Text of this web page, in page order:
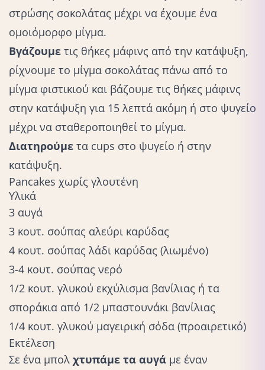
στρώσης σοκολάτας μέχρι να έχουμε ένα
ομοιόμορφο μίγμα.
Βγάζουμε τις θήκες μάφινς από την κατάψυξη,
ρίχνουμε το μίγμα σοκολάτας πάνω από το
μίγμα φιστικιού και βάζουμε τις θήκες μάφινς
στην κατάψυξη για 15 λεπτά ακόμη ή στο ψυγείο
μέχρι να σταθεροποιηθεί το μίγμα.
Διατηρούμε τα cups στο ψυγείο ή στην
κατάψυξη.
Pancakes χωρίς γλουτένη
Υλικά
3 αυγά
3 κουτ. σούπας αλεύρι καρύδας
4 κουτ. σούπας λάδι καρύδας (λιωμένο)
3-4 κουτ. σούπας νερό
1/2 κουτ. γλυκού εκχύλισμα βανίλιας ή τα
σποράκια από 1/2 μπαστουνάκι βανίλιας
1/4 κουτ. γλυκού μαγειρική σόδα (προαιρετικό)
Εκτέλεση
Σε ένα μπολ χτυπάμε τα αυγά με έναν